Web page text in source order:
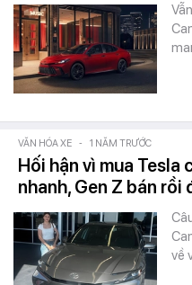
VĂN HÓA XE - 1 NĂM TRƯỚC
Hối hận vì mua Tesla
nhanh, Gen Z bán rồi
về